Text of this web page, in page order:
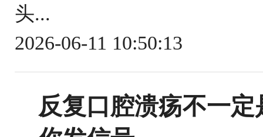
头...
2026-06-11 10:50:13
反复口腔溃疡不一